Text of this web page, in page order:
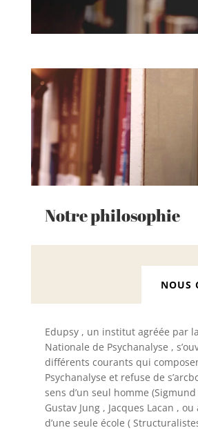
Notre philosophie
NOUS
Edupsy , un institut agréée par
Nationale de Psychanalyse ,
différents courants qui
Psychanalyse et refuse de
sens d’un seul homme
Gustav Jung , Jacques Lacan ,
d’une seule école (